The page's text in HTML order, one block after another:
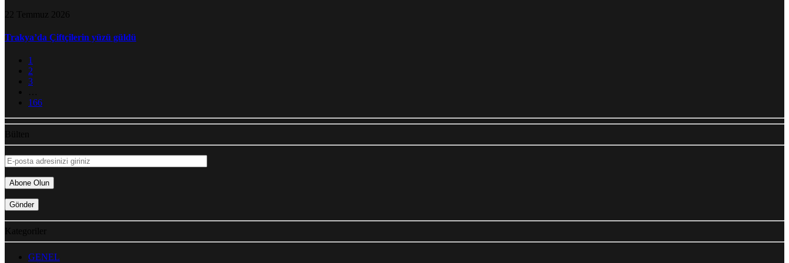
22 Temmuz 2026
Trakya’da Çiftçilerin yüzü güldü
1
2
3
166
Bülten
Kategoriler
GENEL